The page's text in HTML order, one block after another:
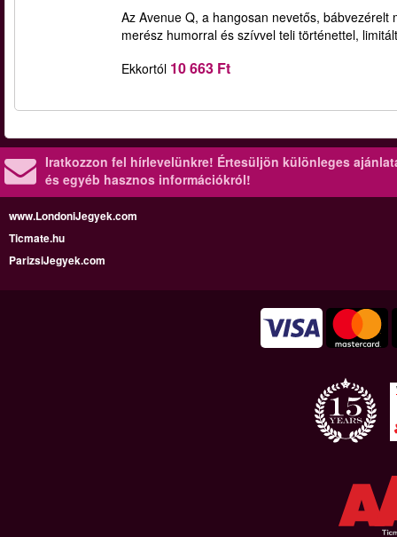
Az Avenue Q, a hangosan nevetős,
merész humorral és szívvel teli történettel,
Ekkortól 10 663 Ft
Iratkozzon fel hírlevelünkre! Értesüljön különleges
és egyéb hasznos információkról!
www.LondoniJegyek.com
Ticmate.hu
ParizsiJegyek.com